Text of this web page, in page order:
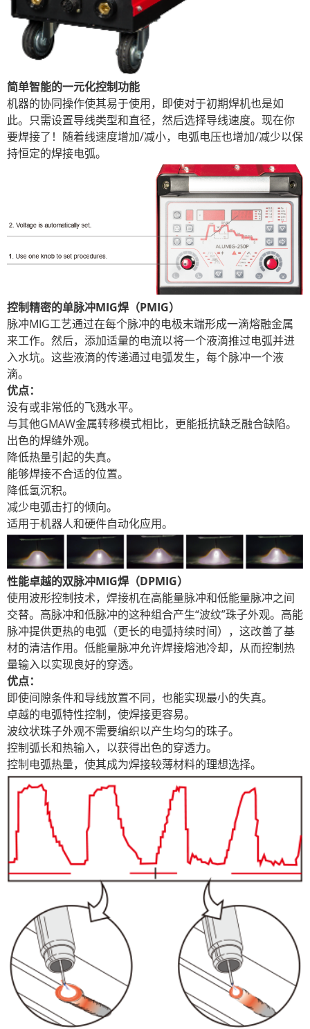
简单智能的一元化控制功能
机器的协同操作使其易于使用，即使对于初期焊机也是如
此。只需设置导线类型和直径，然后选择导线速度。现在你
要焊接了！随着线速度增加/减小，电弧电压也增加/减少以保
持恒定的焊接电弧。
控制精密的单脉冲MIG焊（PMIG）
脉冲MIG工艺通过在每个脉冲的电极末端形成一滴熔融金属
来工作。然后，添加适量的电流以将一个液滴推过电弧并进
入水坑。这些液滴的传递通过电弧发生，每个脉冲一个液
滴。
优点：
没有或非常低的飞溅水平。
与其他GMAW金属转移模式相比，更能抵抗缺乏融合缺陷。
出色的焊缝外观。
降低热量引起的失真。
能够焊接不合适的位置。
降低氢沉积。
减少电弧击打的倾向。
适用于机器人和硬件自动化应用。
性能卓越的双脉冲MIG焊（DPMIG）
使用波形控制技术，焊接机在高能量脉冲和低能量脉冲之间
交替。高脉冲和低脉冲的这种组合产生“波纹”珠子外观。高能
脉冲提供更热的电弧（更长的电弧持续时间），这改善了基
材的清洁作用。低能量脉冲允许焊接熔池冷却，从而控制热
量输入以实现良好的穿透。
优点：
即使间隙条件和导线放置不同，也能实现最小的失真。
卓越的电弧特性控制，使焊接更容易。
波纹状珠子外观不需要编织以产生均匀的珠子。
控制弧长和热输入，以获得出色的穿透力。
控制电弧热量，使其成为焊接较薄材料的理想选择。